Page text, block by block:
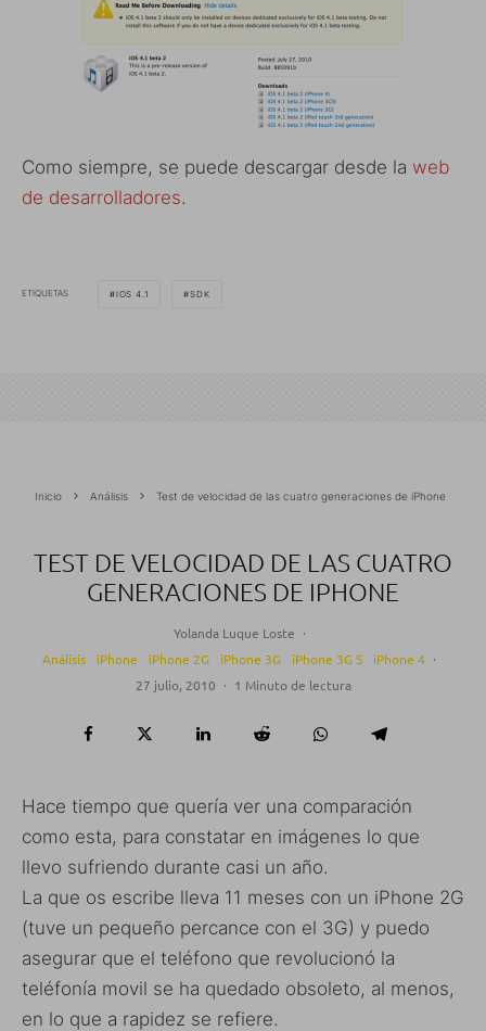
Como siempre, se puede descargar desde la web
de desarrolladores.
ETIQUETAS IOS 4.1 SDK
Inicio Análisis Test de velocidad de las cuatro generaciones de iPhone
TEST DE VELOCIDAD DE LAS CUATRO
GENERACIONES DE IPHONE
Yolanda Luque Loste ·
Análisis
iPhone iPhone 2G iPhone 3G iPhone 3G S iPhone 4 ·
27 julio, 2010 · 1 Minuto de lectura
Hace tiempo que quería ver una comparación
como esta, para constatar en imágenes lo que
llevo sufriendo durante casi un año.
La que os escribe lleva 11 meses con un iPhone 2G
(tuve un pequeño percance con el 3G) y puedo
asegurar que el teléfono que revolucionó la
teléfonía movil se ha quedado obsoleto, al menos,
en lo que a rapidez se refiere.